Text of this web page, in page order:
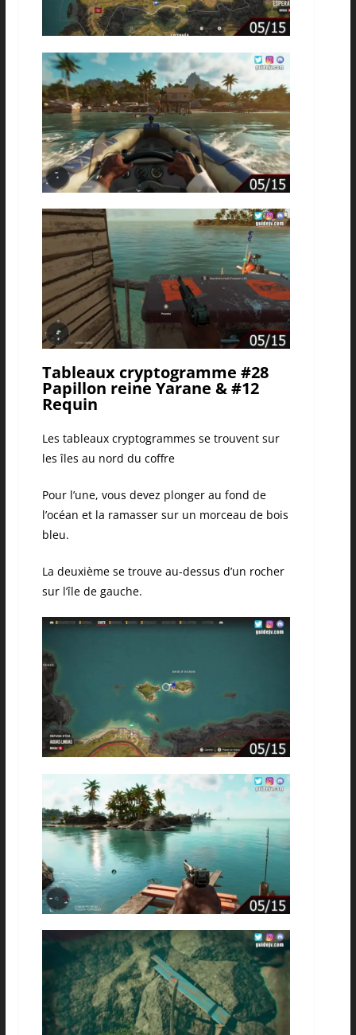
Tableaux cryptogramme #28
Papillon reine Yarane & #12
Requin
Les tableaux cryptogrammes se trouvent sur
les îles au nord du coffre
Pour l’une, vous devez plonger au fond de
l’océan et la ramasser sur un morceau de bois
bleu.
La deuxième se trouve au-dessus d’un rocher
sur l’île de gauche.